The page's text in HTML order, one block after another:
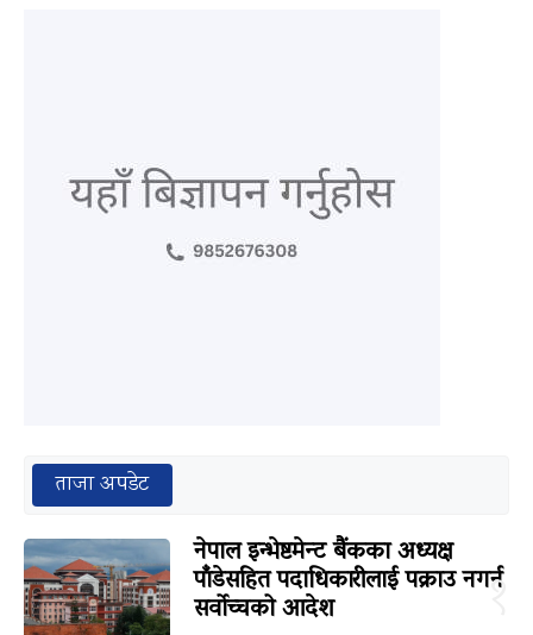
ताजा अपडेट
१
नेपाल इन्भेष्टमेन्ट बैंकका अध्यक्ष
पाँडेसहित पदाधिकारीलाई पक्राउ नगर्न
सर्वोच्चको आदेश